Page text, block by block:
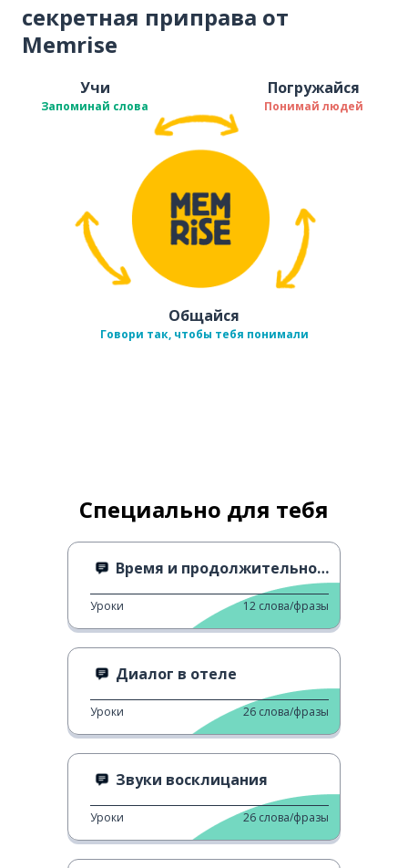
секретная приправа от
Memrise
Учи
Запоминай слова
Погружайся
Понимай людей
Общайся
Говори так, чтобы тебя понимали
Специально для тебя
Время и продолжительность 1
Уроки 12 слова/фразы
Диалог в отеле
Уроки 26 слова/фразы
Звуки восклицания
Уроки 26 слова/фразы